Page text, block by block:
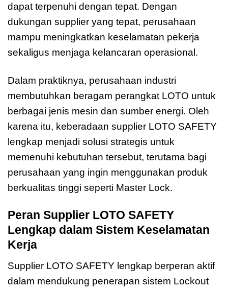
dapat terpenuhi dengan tepat. Dengan
dukungan supplier yang tepat, perusahaan
mampu meningkatkan keselamatan pekerja
sekaligus menjaga kelancaran operasional.
Dalam praktiknya, perusahaan industri
membutuhkan beragam perangkat LOTO untuk
berbagai jenis mesin dan sumber energi. Oleh
karena itu, keberadaan supplier LOTO SAFETY
lengkap menjadi solusi strategis untuk
memenuhi kebutuhan tersebut, terutama bagi
perusahaan yang ingin menggunakan produk
berkualitas tinggi seperti Master Lock.
Peran Supplier LOTO SAFETY
Lengkap dalam Sistem Keselamatan
Kerja
Supplier LOTO SAFETY lengkap berperan aktif
dalam mendukung penerapan sistem Lockout